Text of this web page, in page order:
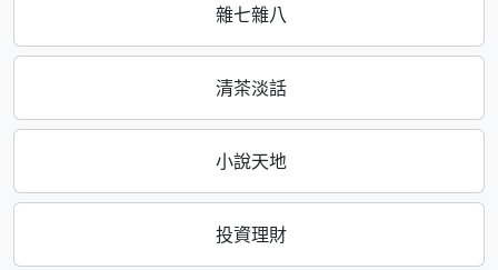
雜七雜八
清茶淡話
小說天地
投資理財